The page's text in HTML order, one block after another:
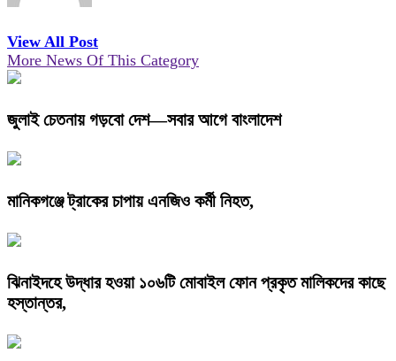
View All Post
More News Of This Category
জুলাই চেতনায় গড়বো দেশ—সবার আগে বাংলাদেশ
মানিকগঞ্জে ট্রাকের চাপায় এনজিও কর্মী নিহত,
ঝিনাইদহে উদ্ধার হওয়া ১০৬টি মোবাইল ফোন প্রকৃত মালিকদের কাছে
হস্তান্তর,